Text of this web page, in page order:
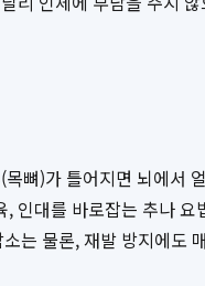
뼈)가 틀어지면 뇌에서
인대를 바로잡는 추나
는 물론, 재발 방지에도